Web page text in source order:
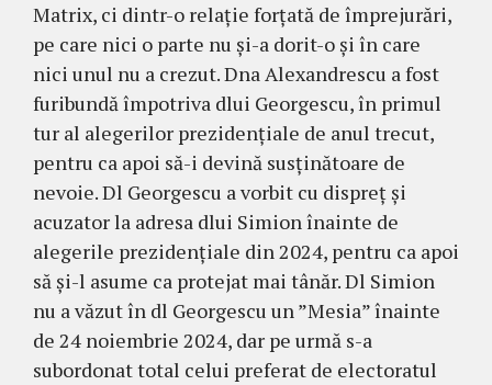
Matrix, ci dintr-o relație forțată de împrejurări,
pe care nici o parte nu și-a dorit-o și în care
nici unul nu a crezut. Dna Alexandrescu a fost
furibundă împotriva dlui Georgescu, în primul
tur al alegerilor prezidențiale de anul trecut,
pentru ca apoi să-i devină susținătoare de
nevoie. Dl Georgescu a vorbit cu dispreț și
acuzator la adresa dlui Simion înainte de
alegerile prezidențiale din 2024, pentru ca apoi
să și-l asume ca protejat mai tânăr. Dl Simion
nu a văzut în dl Georgescu un ”Mesia” înainte
de 24 noiembrie 2024, dar pe urmă s-a
subordonat total celui preferat de electoratul